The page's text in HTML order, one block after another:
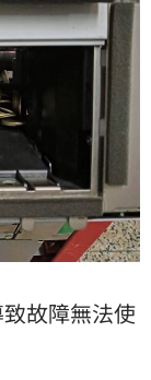
致故障無法使